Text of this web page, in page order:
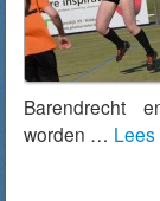
Barendrecht
worden …